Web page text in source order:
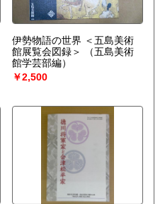
伊勢物語の世界 ＜五島美術
館展覧会図録＞
（五島美術
館学芸部編）
￥2,500